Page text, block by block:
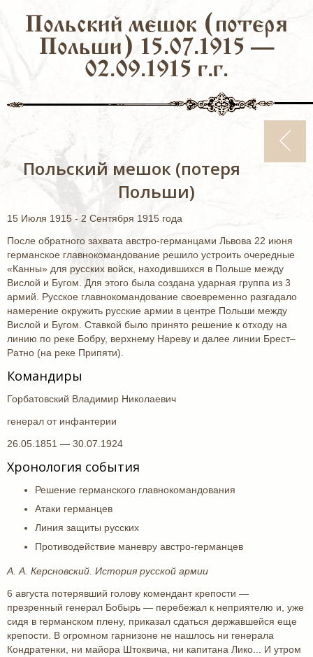
Польский мешок (потеря
Польши) 15.07.1915 —
02.09.1915 г.г.
Польский мешок (потеря
Польши)
15 Июля 1915 - 2 Сентября 1915 года
После обратного захвата австро-германцами Львова 22 июня
германское главнокомандование решило устроить очередные
«Канны» для русских войск, находившихся в Польше между
Вислой и Бугом. Для этого была создана ударная группа из 3
армий. Русское главнокомандование своевременно разгадало
намерение окружить русские армии в центре Польши между
Вислой и Бугом. Ставкой было принято решение к отходу на
линию по реке Бобру, верхнему Нареву и далее линии Брест–
Ратно (на реке Припяти).
Командиры
Горбатовский Владимир Николаевич
генерал от инфантерии
26.05.1851 — 30.07.1924
Хронология события
Решение германского главнокомандования
Атаки германцев
Линия защиты русских
Противодействие маневру австро-германцев
А. А. Керсновский. История русской армии
6 августа потерявший голову комендант крепости —
презренный генерал Бобырь — перебежал к неприятелю и, уже
сидя в германском плену, приказал сдаться державшейся еще
крепости. В огромном гарнизоне не нашлось ни генерала
Кондратенки, ни майора Штоквича, ни капитана Лико... И утром